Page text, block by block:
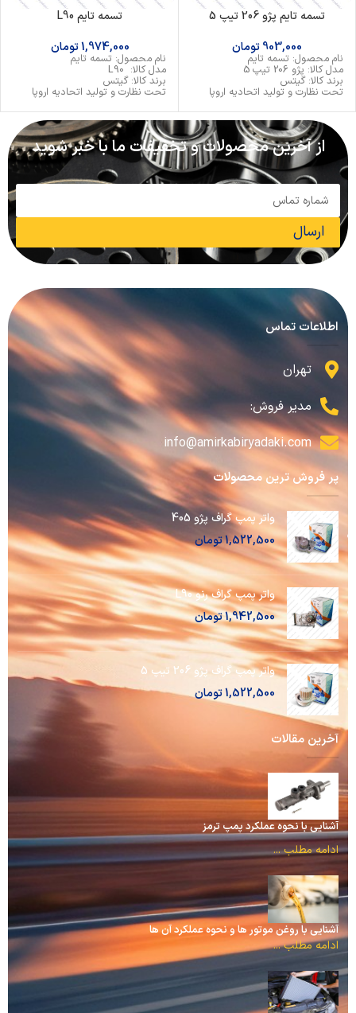
تسمه تایم پژو 206 تیپ 5
903,000تومان
نام محصول: تسمه تایم
مدل کالا: پژو 206 تیپ 5
برند کالا: گیتس
تحت نظارت و تولید اتحادیه اروپا
تسمه تایم L90
1,974,000تومان
نام محصول: تسمه تایم
مدل کالا: L90
برند کالا: گیتس
تحت نظارت و تولید اتحادیه اروپا
از آخرین محصولات و تخفیفات ما با خبر شوید
ارسال
اطلاعات تماس
تهران
مدیر فروش:
info@amirkabiryadaki.com
پر فروش ترین محصولات
واتر پمپ گراف پژو 405
1,522,500تومان
واتر پمپ گراف رنو L90
1,942,500تومان
واتر پمپ گراف پژو 206 تیپ 5
1,522,500تومان
آخرین مقالات
آشنایی با نحوه عملکرد پمپ ترمز
ادامه مطلب ...
آشنایی با روغن موتور ها و نحوه عملکرد آن ها
ادامه مطلب ...